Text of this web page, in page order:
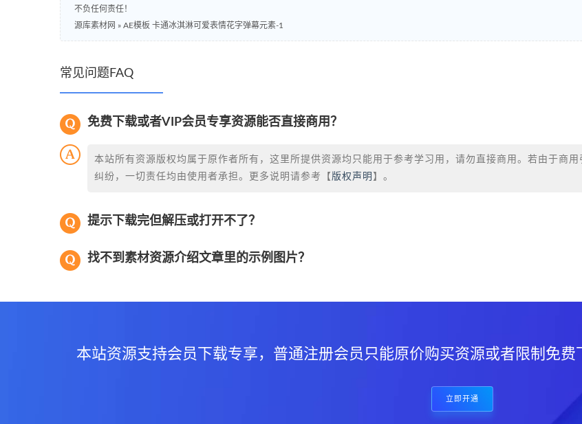
不负任何责任！
源库素材网 » AE模板 卡通冰淇淋可爱表情花字弹幕元素-1
常见问题FAQ
免费下载或者VIP会员专享资源能否直接商用？
本站所有资源版权均属于原作者所有，这里所提供资源均只能用于参考学习用，请勿直接商用。若由于商用
纠纷，一切责任均由使用者承担。更多说明请参考【 版权声明 】。
提示下载完但解压或打开不了？
找不到素材资源介绍文章里的示例图片？
本站资源支持会员下载专享，普通注册会员只能原价购买资源或者限制免
立即开通